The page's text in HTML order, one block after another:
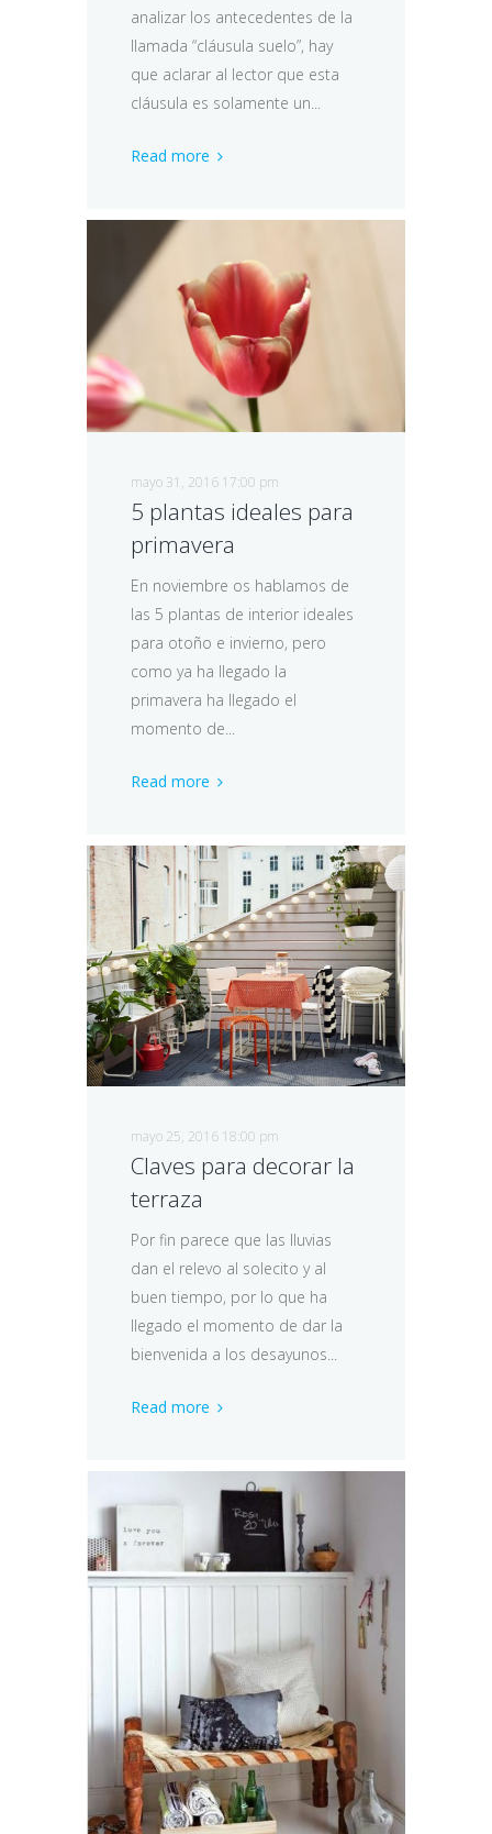
analizar los antecedentes de la
llamada “cláusula suelo”, hay
que aclarar al lector que esta
cláusula es solamente un...
Read more
mayo 31, 2016 17:00 pm
5 plantas ideales para
primavera
En noviembre os hablamos de
las 5 plantas de interior ideales
para otoño e invierno, pero
como ya ha llegado la
primavera ha llegado el
momento de...
Read more
mayo 25, 2016 18:00 pm
Claves para decorar la
terraza
Por fin parece que las lluvias
dan el relevo al solecito y al
buen tiempo, por lo que ha
llegado el momento de dar la
bienvenida a los desayunos...
Read more